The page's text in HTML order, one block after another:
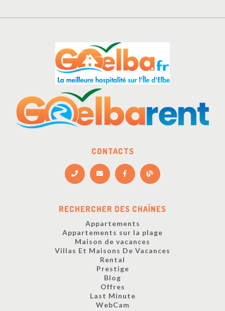
CONTACTS
RECHERCHER DES CHAÎNES
Appartements
Appartements sur la plage
Maison de vacances
Villas Et Maisons De Vacances
Rental
Prestige
Blog
Offres
Last Minute
WebCam